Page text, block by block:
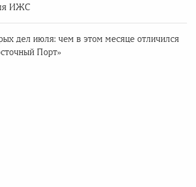
ИЖС
дел июля: чем в этом месяце отличился
Порт»